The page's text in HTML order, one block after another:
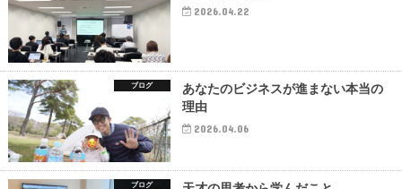
2026.04.22
ブログ
あなたのビジネスが進まない本当の
理由
2026.04.06
ブログ